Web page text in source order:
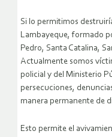
Si lo permitimos
Lambayeque, formado
Pedro, Santa Catalina,
Actualmente somos
policial y del Ministerio
persecuciones,
manera permanente de
Esto permite el